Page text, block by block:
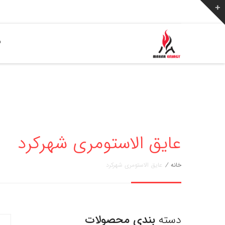
عایق الاستومری شهرکرد
خانه / عایق الاستومری شهرکرد
دسته بندی محصولات